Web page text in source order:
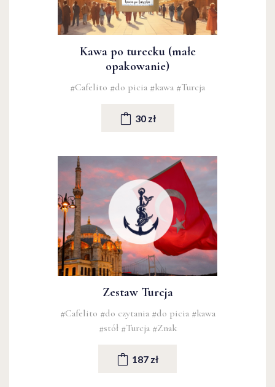
Kawa po turecku (małe
opakowanie)
#Cafelito #do picia #kawa #Turcja
30 zł
Zestaw Turcja
#Cafelito #do czytania #do picia #kawa
#stół #Turcja #Znak
187 zł